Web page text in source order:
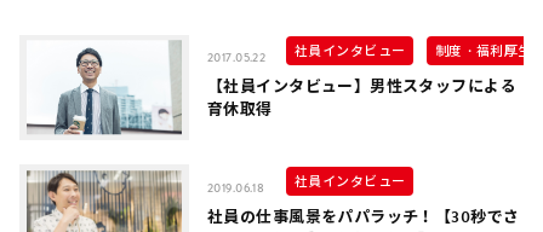
2017.05.22 社員インタビュー 制度・福利厚生
【社員インタビュー】男性スタッフによる
育休取得
2019.06.18 社員インタビュー
社員の仕事風景をパパラッチ！【30秒でさ